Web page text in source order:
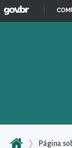
Pular
para
página
Acessar
❯ Página
GOVBR